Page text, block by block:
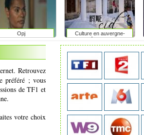
Opj
Culture en auvergne-
rhône-alpes
Retrouvez
préféré ; vous
de TF1 et
votre choix